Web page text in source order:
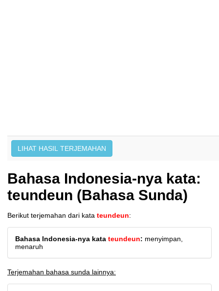
Bahasa Indonesia-nya kata:
teundeun (Bahasa Sunda)
Berikut terjemahan dari kata teundeun:
Bahasa Indonesia-nya kata teundeun: menyimpan,
menaruh
Terjemahan bahasa sunda lainnya: